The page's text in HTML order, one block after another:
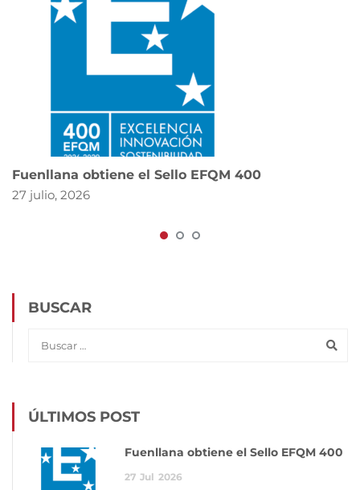
Fuenllana obtiene el Sello EFQM 400
27 julio, 2026
BUSCAR
ÚLTIMOS POST
Fuenllana obtiene el Sello EFQM 400
27 Jul 2026